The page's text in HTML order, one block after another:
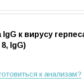
к вирусу
IgG)
к анализам?